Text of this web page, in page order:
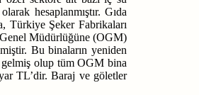
hesaplanmıştır. Gıda
Türkiye Şeker Fabrikaları
Genel Müdürlüğüne (OGM)
Bu binaların yeniden
gelmiş olup tüm OGM bina
TL’dir. Baraj ve göletler